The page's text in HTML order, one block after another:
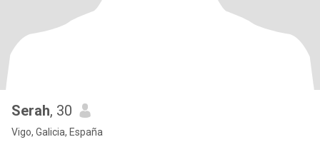
Serah, 30
Vigo, Galicia, España